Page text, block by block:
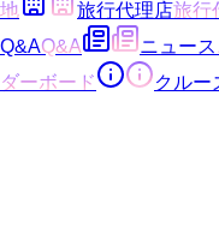
地
旅行代理店旅行
Q&AQ&A ニュース
ダーボード
クルー